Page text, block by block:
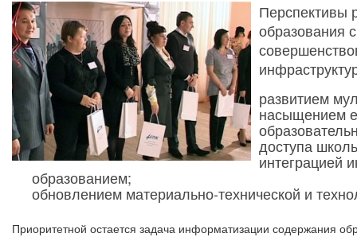
Перспективы
образования
развитием
насыщением
доступа
интеграцией
образованием;
обновлением материально-технической и
Приоритетной остается задача информатизации содержания